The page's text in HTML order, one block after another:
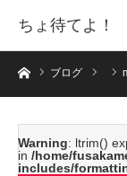
ちょ待てよ！
ホームブログ
Warning: ltrim()
in /home/
includes/